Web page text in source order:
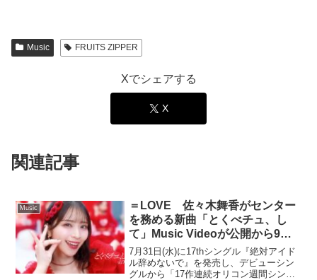
Music FRUITS ZIPPER
Xでシェアする
X
関連記事
Music
＝LOVE 佐々木舞香がセンター
を務める新曲「とくべチュ、し
て」Music Videoが公開から9日
で500万回再生を突破！自身12作
品目の快挙！
7月31日(水)に17thシングル『絶対アイド
ル辞めないで』を発売し、デビューシン
グルから「17作連続オリコン週間シング